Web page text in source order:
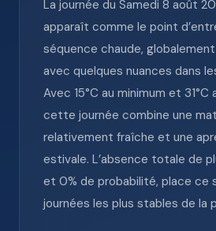
La journée du Samedi 8 août
apparaît comme le point
séquence chaude,
avec quelques nuances dans
Avec 15°C au minimum et 31°C
cette journée combine une
relativement fraîche et une
estivale. L’absence totale de
et 0% de probabilité, place ce
journées les plus stables de la